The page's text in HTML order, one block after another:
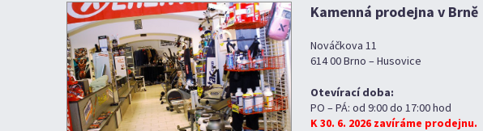
Kamenná prodejna v Brně
Nováčkova 11
614 00 Brno – Husovice
Otevírací doba:
PO – PÁ: od 9:00 do 17:00 hod
K 30. 6. 2026 zavíráme prodejnu.